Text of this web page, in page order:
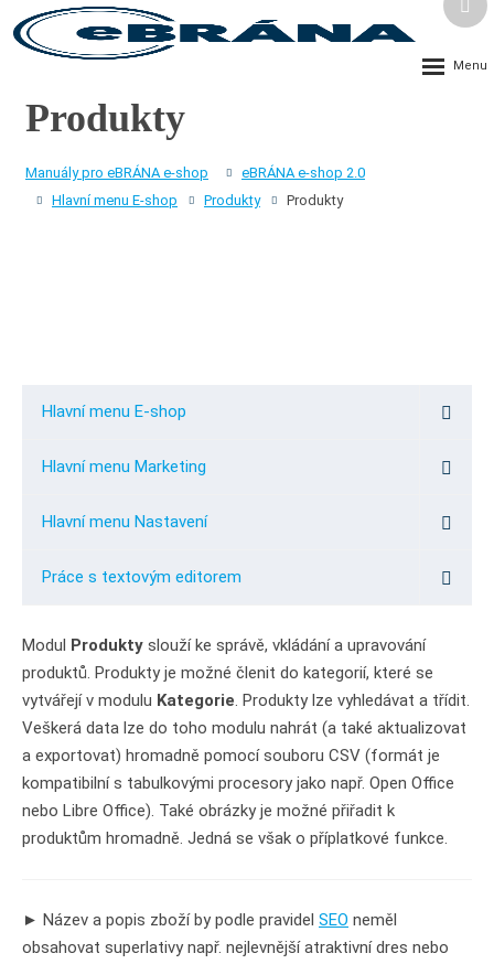
Rozbalení
Produkty
Manuály pro eBRÁNA e-shop
eBRÁNA e-shop 2.0
Hlavní menu E-shop
Produkty Produkty
Hlavní menu E-shop
Hlavní menu Marketing
Hlavní menu Nastavení
Práce s textovým editorem
Modul Produkty slouží ke správě, vkládání a upravování
produktů. Produkty je možné členit do kategorií, které se
vytvářejí v modulu Kategorie. Produkty lze vyhledávat a třídit.
Veškerá data lze do toho modulu nahrát (a také aktualizovat
a exportovat) hromadně pomocí souboru CSV (formát je
kompatibilní s tabulkovými procesory jako např. Open Office
nebo Libre Office). Také obrázky je možné přiřadit k
produktům hromadně. Jedná se však o příplatkové funkce.
► Název a popis zboží by podle pravidel SEO neměl
obsahovat superlativy např. nejlevnější atraktivní dres nebo